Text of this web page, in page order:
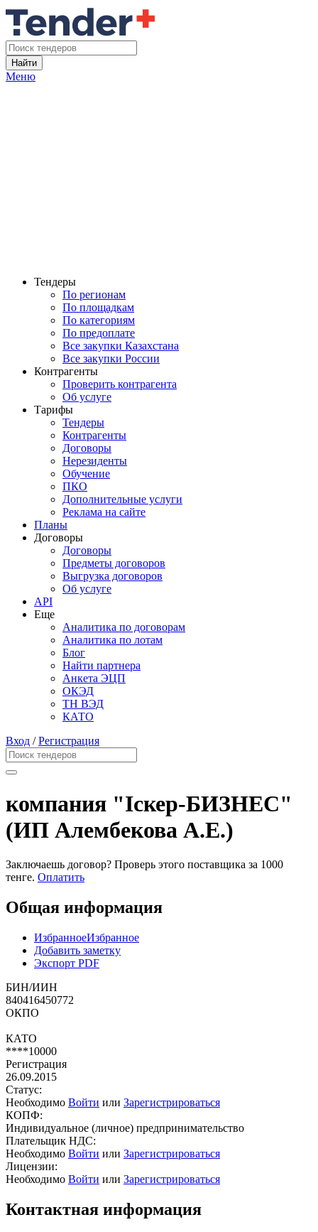
Найти
Меню
Тендеры
По регионам
По площадкам
По категориям
По предоплате
Все закупки Казахстана
Все закупки России
Контрагенты
Проверить контрагента
Об услуге
Тарифы
Тендеры
Контрагенты
Договоры
Нерезиденты
Обучение
ПКО
Дополнительные услуги
Реклама на сайте
Планы
Договоры
Договоры
Предметы договоров
Выгрузка договоров
Об услуге
API
Еще
Аналитика по договорам
Аналитика по лотам
Блог
Найти партнера
Анкета ЭЦП
ОКЭД
ТН ВЭД
КАТО
Вход /Регистрация
компания "Iскер-БИЗНЕС"
(ИП Алембекова А.Е.)
Заключаешь договор? Проверь этого поставщика за 1000
тенге. Оплатить
Общая информация
ИзбранноеИзбранное
Добавить заметку
Экспорт PDF
БИН/ИИН
840416450772
ОКПО
КАТО
****10000
Регистрация
26.09.2015
Статус:
Необходимо Войти или Зарегистрироваться
КОПФ:
Индивидуальное (личное) предпринимательство
Плательщик НДС:
Необходимо Войти или Зарегистрироваться
Лицензии:
Необходимо Войти или Зарегистрироваться
Контактная информация